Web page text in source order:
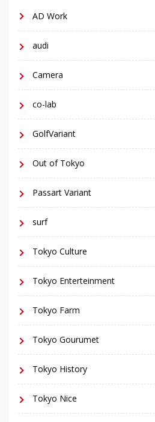
AD Work
audi
Camera
co-lab
GolfVariant
Out of Tokyo
Passart Variant
surf
Tokyo Culture
Tokyo Enterteinment
Tokyo Farm
Tokyo Gourumet
Tokyo History
Tokyo Nice